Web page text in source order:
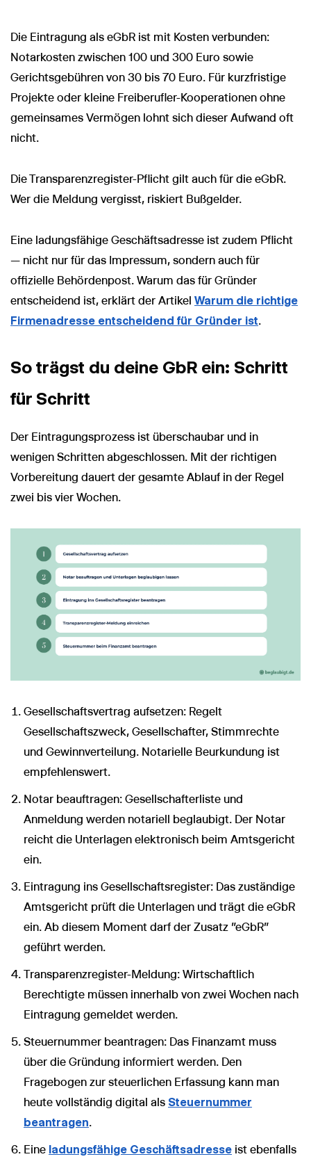
Die Eintragung als eGbR ist mit Kosten verbunden:
Notarkosten zwischen 100 und 300 Euro sowie
Gerichtsgebühren von 30 bis 70 Euro. Für kurzfristige
Projekte oder kleine Freiberufler-Kooperationen ohne
gemeinsames Vermögen lohnt sich dieser Aufwand oft
nicht.
Die Transparenzregister-Pflicht gilt auch für die eGbR.
Wer die Meldung vergisst, riskiert Bußgelder.
Eine ladungsfähige Geschäftsadresse ist zudem Pflicht
— nicht nur für das Impressum, sondern auch für
offizielle Behördenpost. Warum das für Gründer
entscheidend ist, erklärt der Artikel Warum die richtige
Firmenadresse entscheidend für Gründer ist.
So trägst du deine GbR ein: Schritt
für Schritt
Der Eintragungsprozess ist überschaubar und in
wenigen Schritten abgeschlossen. Mit der richtigen
Vorbereitung dauert der gesamte Ablauf in der Regel
zwei bis vier Wochen.
Gesellschaftsvertrag aufsetzen: Regelt
Gesellschaftszweck, Gesellschafter, Stimmrechte
und Gewinnverteilung. Notarielle Beurkundung ist
empfehlenswert.
Notar beauftragen: Gesellschafterliste und
Anmeldung werden notariell beglaubigt. Der Notar
reicht die Unterlagen elektronisch beim Amtsgericht
ein.
Eintragung ins Gesellschaftsregister: Das zuständige
Amtsgericht prüft die Unterlagen und trägt die eGbR
ein. Ab diesem Moment darf der Zusatz "eGbR"
geführt werden.
Transparenzregister-Meldung: Wirtschaftlich
Berechtigte müssen innerhalb von zwei Wochen nach
Eintragung gemeldet werden.
Steuernummer beantragen: Das Finanzamt muss
über die Gründung informiert werden. Den
Fragebogen zur steuerlichen Erfassung kann man
heute vollständig digital als Steuernummer
beantragen.
Eine ladungsfähige Geschäftsadresse ist ebenfalls